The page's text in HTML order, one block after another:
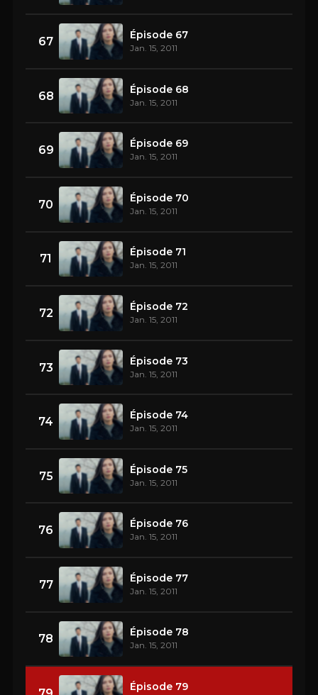
67 Épisode 67
Jan. 15, 2011
68 Épisode 68
Jan. 15, 2011
69 Épisode 69
Jan. 15, 2011
70 Épisode 70
Jan. 15, 2011
71 Épisode 71
Jan. 15, 2011
72 Épisode 72
Jan. 15, 2011
73 Épisode 73
Jan. 15, 2011
74 Épisode 74
Jan. 15, 2011
75 Épisode 75
Jan. 15, 2011
76 Épisode 76
Jan. 15, 2011
77 Épisode 77
Jan. 15, 2011
78 Épisode 78
Jan. 15, 2011
Épisode 79